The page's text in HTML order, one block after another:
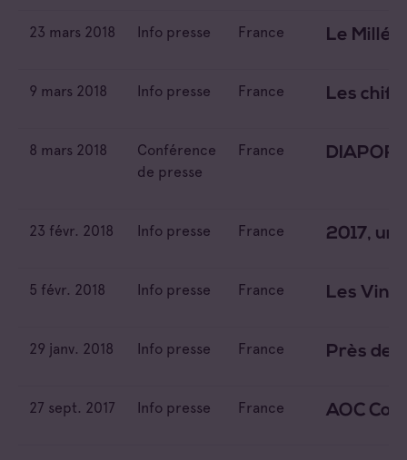
Canada
23 mars 2018 Info presse France Le
9 mars 2018 Info presse France Les
8 mars 2018
Conférence
de presse
France
23 févr. 2018 Info presse France 2017,
5 févr. 2018 Info presse France Les Vins
29 janv. 2018 Info presse France Près de
27 sept. 2017 Info presse France AOC